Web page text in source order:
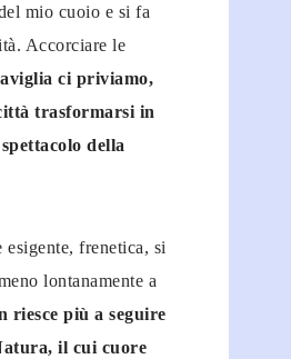
mio cuoio e si fa
Accorciare le
ci priviamo,
trasformarsi in
della
frenetica, si
lontanamente a
riesce più a seguire
il cui cuore